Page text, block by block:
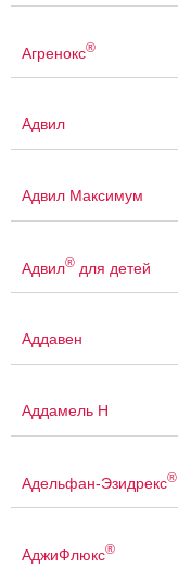
Агренокс®
Адвил
Адвил Максимум
Адвил® для детей
Аддавен
Аддамель Н
Адельфан-Эзидрекс®
АджиФлюкс®